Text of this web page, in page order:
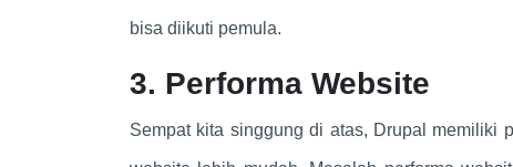
bisa diikuti pemula.
3. Performa Website
Sempat kita singgung di atas, Drupal memiliki